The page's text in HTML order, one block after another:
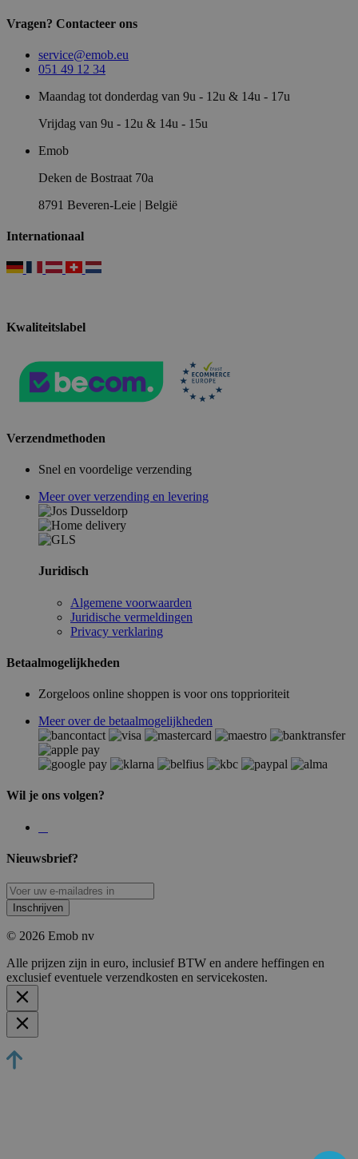
Vragen? Contacteer ons
service@emob.eu
051 49 12 34
Maandag tot donderdag van 9u - 12u & 14u - 17u
Vrijdag van 9u - 12u & 14u - 15u
Emob
Deken de Bostraat 70a
8791 Beveren-Leie | België
Internationaal
Kwaliteitslabel
Verzendmethoden
Snel en voordelige verzending
Meer over verzending en levering
Juridisch
Algemene voorwaarden
Juridische vermeldingen
Privacy verklaring
Betaalmogelijkheden
Zorgeloos online shoppen is voor ons topprioriteit
Meer over de betaalmogelijkheden
Wil je ons volgen?
Nieuwsbrief?
Inschrijven
© 2026 Emob nv
Alle prijzen zijn in euro, inclusief BTW en andere heffingen en
exclusief eventuele verzendkosten en servicekosten.